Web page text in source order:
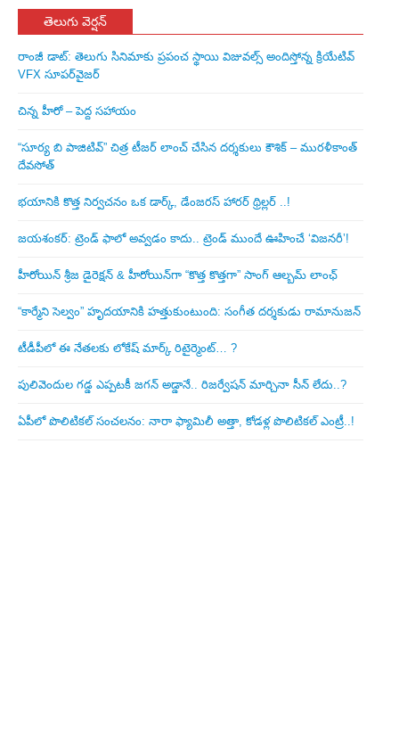
తెలుగు వెర్షన్
రాంజీ డాట్: తెలుగు సినిమాకు ప్రపంచ స్థాయి విజువల్స్ అందిస్తోన్న క్రియేటివ్
VFX సూపర్‌వైజర్
చిన్న హీరో – పెద్ద సహాయం
“సూర్య బి పాజిటివ్” చిత్ర టీజర్ లాంచ్ చేసిన‌ దర్శకులు కౌశిక్ – మురళీకాంత్
దేవసోత్
భయానికి కొత్త నిర్వచనం ఒక డార్క్, డేంజరస్ హారర్ థ్రిల్లర్ ..!
జయశంకర్: ట్రెండ్‌ ఫాలో అవ్వడం కాదు.. ట్రెండ్‌ ముందే ఊహించే ‘విజనరీ’!
హీరోయిన్ శ్రీజ డైరెక్ష‌న్ & హీరోయిన్‌గా “కొత్త కొత్తగా” సాంగ్ ఆల్బమ్ లాంఛ్
“కార్మేని సెల్వం” హృదయానికి హత్తుకుంటుంది: సంగీత దర్శకుడు రామానుజన్
టీడీపీలో ఈ నేత‌ల‌కు లోకేష్ మార్క్ రిటైర్మెంట్‌… ?
పులివెందుల గ‌డ్డ ఎప్ప‌ట‌కీ జ‌గ‌న్ అడ్డానే.. రిజ‌ర్వేష‌న్ మార్చినా సీన్ లేదు..?
ఏపీలో పొలిటిక‌ల్ సంచ‌ల‌నం: నారా ఫ్యామిలీ అత్తా, కోడ‌ళ్ల పొలిటికల్ ఎంట్రీ..!